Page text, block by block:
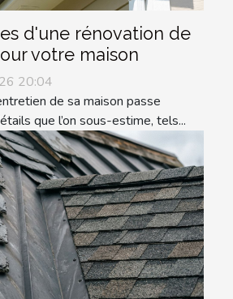
d'une rénovation de
votre maison
20:04
de sa maison passe
que l’on sous-estime, tels...